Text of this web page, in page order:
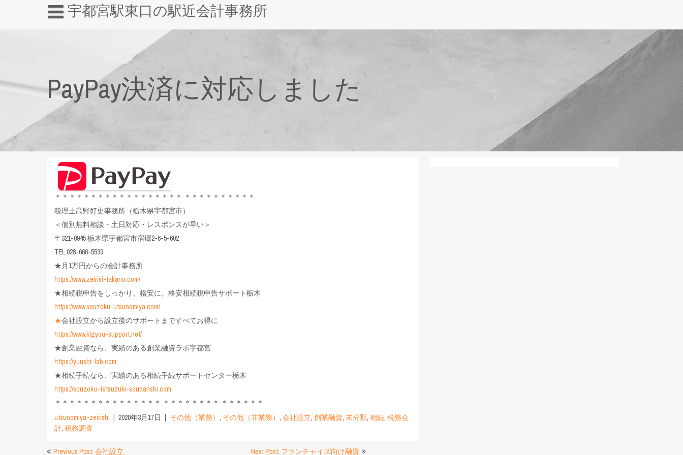
宇都宮駅東口の駅近会計事務所
PayPay決済に対応しました
＊＊＊＊＊＊＊＊＊＊＊＊＊＊＊＊＊＊ ＊＊＊＊＊＊＊＊＊＊
税理士高野好史事務所（栃木県宇都宮市）
＜個別無料相談・土日対応・レスポンスが早い＞
〒321-0945 栃木県宇都宮市宿郷2-6-5-602
TEL 028-666-5539
★月1万円からの会計事務所
https://www.zeirisi-takano.com/
★相続税申告をしっかり、格安に。格安相続税申告サポート栃木
https://www.souzoku-utsunomiya.com/
★会社設立から設立後のサポートまですべてお得に
https://www.kigyou-support.net/
★創業融資なら、実績のある創業融資ラボ宇都宮
https://yuushi-lab.com
★相続手続なら、実績のある相続手続サポートセンター栃木
https://souzoku-tetsuzuki-soudanshi.com
＊＊＊＊＊＊＊＊＊＊＊＊＊＊＊ ＊＊＊＊＊＊＊＊ ＊＊＊＊＊＊
utsunomiya-zeirishi
2020年3月17日 その他（業務） , その他（非業務） , 会社設立, 創業融資, 未分類, 相続, 税務会
計, 税務調査
投Previous Post: 会社設立 Next Post: フランチャイズ向け融資